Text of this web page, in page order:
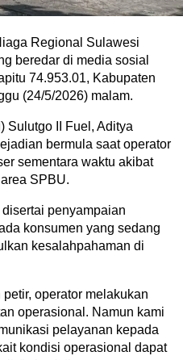
Regional Sulawesi
beredar di media sosial
74.953.01, Kabupaten
(24/5/2026) malam.
Sulutgo II Fuel, Aditya
bermula saat operator
sementara waktu akibat
SPBU.
penyampaian
konsumen yang sedang
kesalahpahaman di
operator melakukan
operasional. Namun kami
pelayanan kepada
kondisi operasional dapat